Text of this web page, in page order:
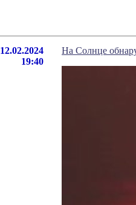
12.02.2024
19:40
На Солнце